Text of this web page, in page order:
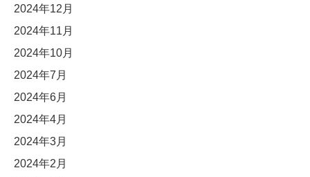
2024年12月
2024年11月
2024年10月
2024年7月
2024年6月
2024年4月
2024年3月
2024年2月